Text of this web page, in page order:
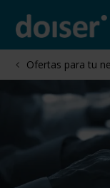
Ofertas para tu